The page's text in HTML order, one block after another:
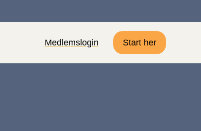
Medlemslogin Start her